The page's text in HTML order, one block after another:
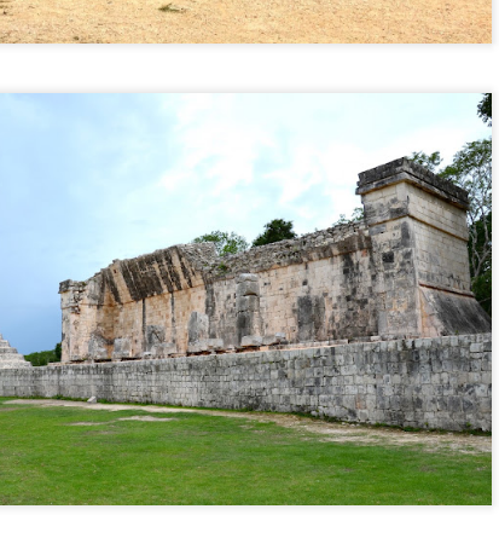
30
muzeu din Germania
Sinsheim este un mic orășel situat pe Autostrada A6, la aproximativ 20 km. de
Muzeul Tehnic s-a deschis în 1981 și este cel mai complex muzeu ce îmbină
mașini clasice, mașini de curse, tancuri, trăsuri, biciclete, dar și avione.
Muzeul are peste 3.000 de exponate situate pe o suprafață de 50,000 metri
pătrați, atât în interior, cât și în exterior.
JUL
15
Vacanta in Grecia (3): Halkidiki - Turul Bratului
Kassandra
Peninsula Halkidiki (Chalkidiki) aparține de regiunea Macedonia Centrală și
se află în partea de nord a Greciei. Este formată din 3 brațe care se întind în
Marea Egee: Kassandra, Sithonia și Athos.
Kassandra este brațul vestic și zona cea mai dezvoltată turistic, fiind plină de
stațiuni. Brațul are 55 km. lungime și începe de la Nea Moudania.